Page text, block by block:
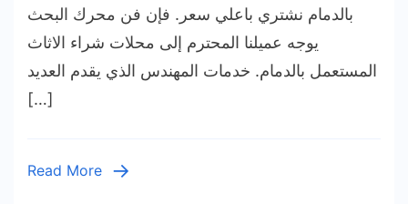
الاثاث
بالدمام نشتري باعلي سعر. فإن فن محرك البحث
يوجه عميلنا المحترم إلى محلات شراء الاثاث
المستعمل بالدمام. خدمات المهندس الذي يقدم العديد
[…]
Read More